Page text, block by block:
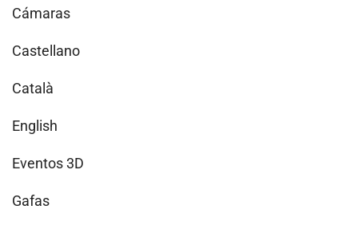
Cámaras
Castellano
Català
English
Eventos 3D
Gafas